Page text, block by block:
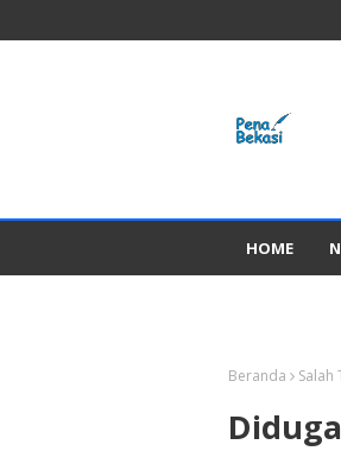
HOME
Beranda Salah